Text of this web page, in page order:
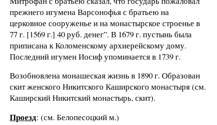
прежнего игумена Варсонофья с братьею на
церковное сооруженье и на монастырское строенье в
77 г. [1569 г.] 40 руб. денег”. В 1679 г. пустынь была
приписана к Коломенскому архиерейскому дому.
Последний игумен Иосиф упоминается в 1739 г.
Возобновлена монашеская жизнь в 1890 г. Образован
скит женского Никитского Каширского монастыря (см.
Каширский Никитский монастырь, скит).
Проезд: (см. Белопесоцкий м.)